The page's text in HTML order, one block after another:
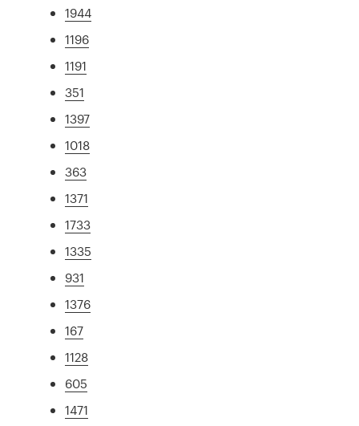
1944
1196
1191
351
1397
1018
363
1371
1733
1335
931
1376
167
1128
605
1471